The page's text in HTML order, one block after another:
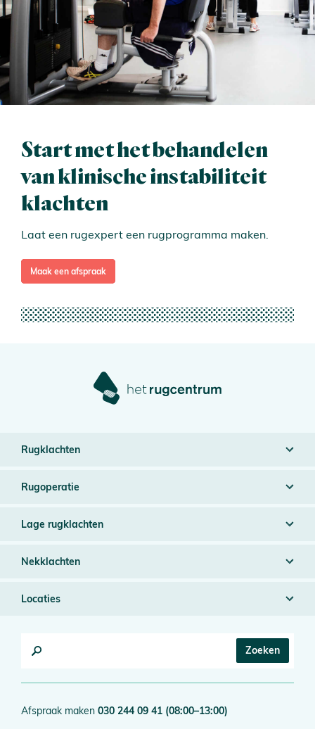
Start met het behandelen
van klinische instabiliteit
klachten
Laat een rugexpert een rugprogramma maken.
Maak een afspraak
Rugklachten
Rugoperatie
Lage rugklachten
Nekklachten
Locaties
Afspraak maken 030 244 09 41 (08:00–13:00)